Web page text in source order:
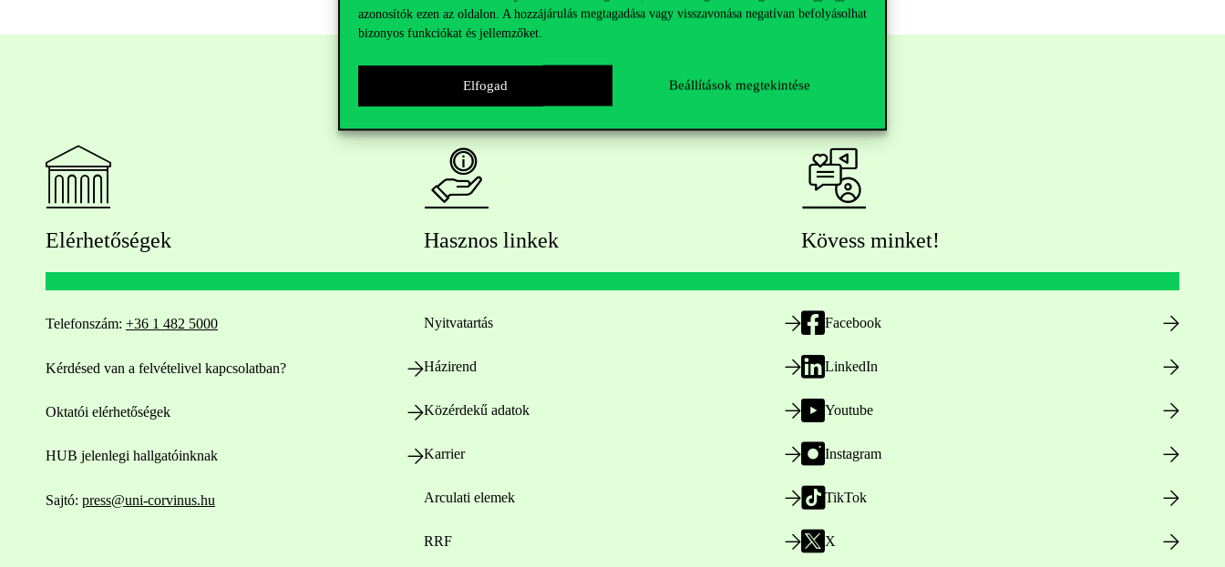
azonosítók ezen az oldalon. A hozzájárulás megtagadása vagy visszavonása negatívan befolyásolhat
bizonyos funkciókat és jellemzőket.
Elfogad Beállítások megtekintése
Elérhetőségek
Telefonszám: +36 1 482 5000
Kérdésed van a felvételivel kapcsolatban?
Oktatói elérhetőségek
HUB jelenlegi hallgatóinknak
Sajtó: press@uni-corvinus.hu
Hasznos linkek
Nyitvatartás
Házirend
Közérdekű adatok
Karrier
Arculati elemek
RRF
Kövess minket!
Facebook
LinkedIn
Youtube
Instagram
TikTok
X